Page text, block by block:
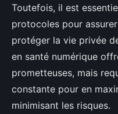
Toutefois, il est
protocoles pour
protéger la vie privée
en santé numérique
prometteuses, mais
constante pour en
minimisant les risques.